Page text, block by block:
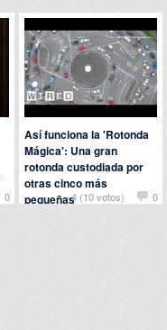
0
-4 (10 votos)
0
Así funciona la 'Rotonda
Mágica': Una gran
rotonda custodiada por
otras cinco más
pequeñas